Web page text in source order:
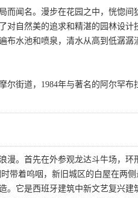
而闻名。漫步在花园之中，恍惚
自然美的追求和精湛的园林设计
水池和喷泉，清水从高到低潺潺
街道，1984年与著名的阿尔罕
。首先在外参观龙达斗牛场，环
带着呜咽，新旧城区的白屋在两
。它是西班牙建筑中新文艺复兴